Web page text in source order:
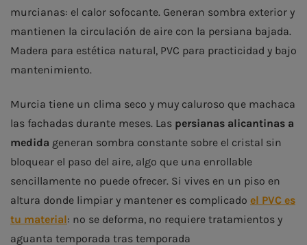
murcianas: el calor sofocante. Generan sombra exterior y
mantienen la circulación de aire con la persiana bajada.
Madera para estética natural, PVC para practicidad y bajo
mantenimiento.
Murcia tiene un clima seco y muy caluroso que machaca
las fachadas durante meses. Las persianas alicantinas a
medida generan sombra constante sobre el cristal sin
bloquear el paso del aire, algo que una enrollable
sencillamente no puede ofrecer. Si vives en un piso en
altura donde limpiar y mantener es complicado el PVC es
tu material: no se deforma, no requiere tratamientos y
aguanta temporada tras temporada